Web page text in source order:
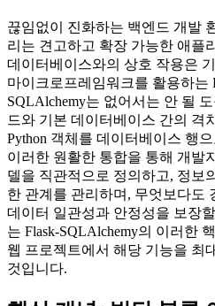
끊임없이 진화하는 백엔드 개발
리는 견고하고 확장 가능한 애플
데이터베이스와의 상호 작용은
마이크로프레임워크를 활용하는
SQLAlchemy는 없어서는 안 될
드와 기본 데이터베이스 간의 격
Python 객체를 데이터베이스 행
이러한 원활한 통합을 통해 개발
델을 직관적으로 정의하고, 정보
한 관계를 관리하며, 무엇보다도
데이터 일관성과 안정성을 보장
는 Flask-SQLAlchemy의 이러한
웹 프로젝트에서 해당 기능을 최
것입니다.